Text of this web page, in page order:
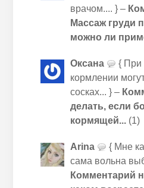
врачом.... } –
Массаж груди
можно ли
Оксана
{ При
кормлении
сосках... } –
делать, если
кормящей...(1)
Arina
{ Мне
сама вольна
Комментарий